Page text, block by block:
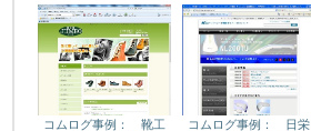
コムログ事例： 靴工
コムログ事例： 日栄